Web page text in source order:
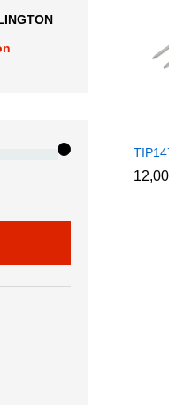
12,00
12,00